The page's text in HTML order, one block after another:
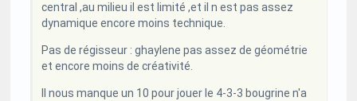
central ,au milieu il est limité ,et il n est pas assez
dynamique encore moins technique.
Pas de régisseur : ghaylene pas assez de géométrie
et encore moins de créativité.
Il nous manque un 10 pour jouer le 4-3-3 bougrine n'a